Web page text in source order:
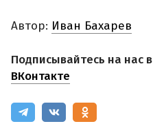
Автор: Иван Бахарев
Подписывайтесь на нас в
ВКонтакте